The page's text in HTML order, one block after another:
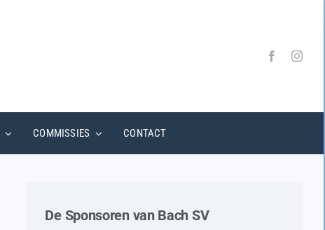
COMMISSIES CONTACT
De Sponsoren van Bach SV